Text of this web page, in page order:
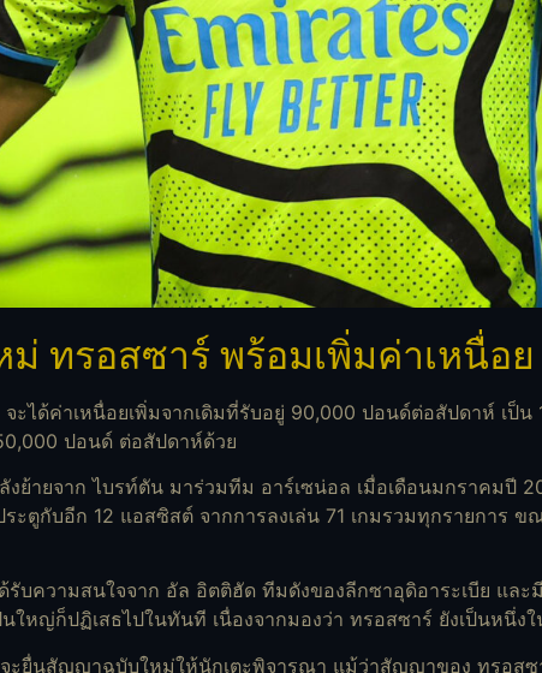
ทรอสซาร์ พร้อมเพิ่มค่าเหนื่อย
ะได้ค่าเหนื่อยเพิ่มจากเดิมที่รับอยู่ 90,000 ปอนด์ต่อสัปดาห์ เป็น
ปอนด์ ต่อสัปดาห์ด้วย
ย้ายจาก ไบรท์ตัน มาร่วมทีม อาร์เซน่อล เมื่อเดือนมกราคมปี
ะตูกับอีก 12 แอสซิสต์ จากการลงเล่น 71 เกมรวมทุกรายการ
บความสนใจจาก อัล อิตติฮัด ทีมดังของลีกซาอุดิอาระเบีย และ
หญ่ก็ปฏิเสธไปในทันที เนื่องจากมองว่า ทรอสซาร์ ยังเป็นหนึ่
จะยื่นสัญญาฉบับใหม่ให้นักเตะพิจารณา แม้ว่าสัญญาของ ทรอส